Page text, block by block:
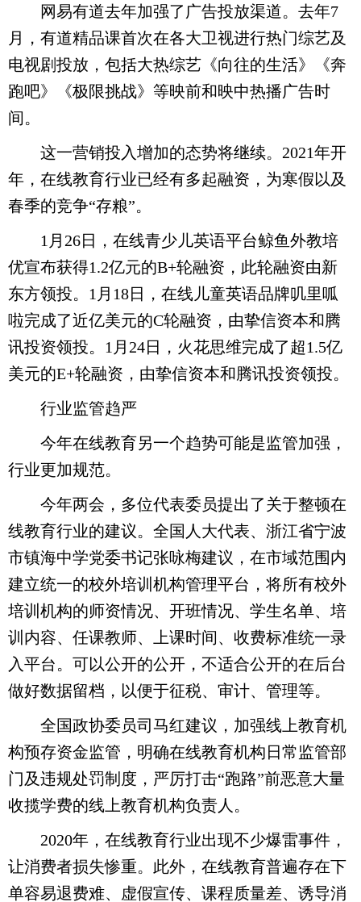
网易有道去年加强了广告投放渠道。去年7
月，有道精品课首次在各大卫视进行热门综艺及
电视剧投放，包括大热综艺《向往的生活》《奔
跑吧》《极限挑战》等映前和映中热播广告时
间。
这一营销投入增加的态势将继续。2021年开
年，在线教育行业已经有多起融资，为寒假以及
春季的竞争“存粮”。
1月26日，在线青少儿英语平台鲸鱼外教培
优宣布获得1.2亿元的B+轮融资，此轮融资由新
东方领投。1月18日，在线儿童英语品牌叽里呱
啦完成了近亿美元的C轮融资，由挚信资本和腾
讯投资领投。1月24日，火花思维完成了超1.5亿
美元的E+轮融资，由挚信资本和腾讯投资领投。
行业监管趋严
今年在线教育另一个趋势可能是监管加强，
行业更加规范。
今年两会，多位代表委员提出了关于整顿在
线教育行业的建议。全国人大代表、浙江省宁波
市镇海中学党委书记张咏梅建议，在市域范围内
建立统一的校外培训机构管理平台，将所有校外
培训机构的师资情况、开班情况、学生名单、培
训内容、任课教师、上课时间、收费标准统一录
入平台。可以公开的公开，不适合公开的在后台
做好数据留档，以便于征税、审计、管理等。
全国政协委员司马红建议，加强线上教育机
构预存资金监管，明确在线教育机构日常监管部
门及违规处罚制度，严厉打击“跑路”前恶意大量
收揽学费的线上教育机构负责人。
2020年，在线教育行业出现不少爆雷事件，
让消费者损失惨重。此外，在线教育普遍存在下
单容易退费难、虚假宣传、课程质量差、诱导消